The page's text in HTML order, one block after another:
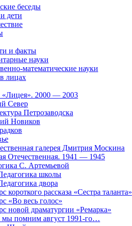
беседы
дети
и факты
науки
математические науки
лицах
2000 — 2003
Север
Петрозаводска
Новиков
галерея Дмитрия Москина
Отечественная. 1941 — 1945
С. Артемьевой
школы
двора
короткого рассказа «Сестра таланта»
«Во весь голос»
новой драматургии «Ремарка»
помним август 1991-го…